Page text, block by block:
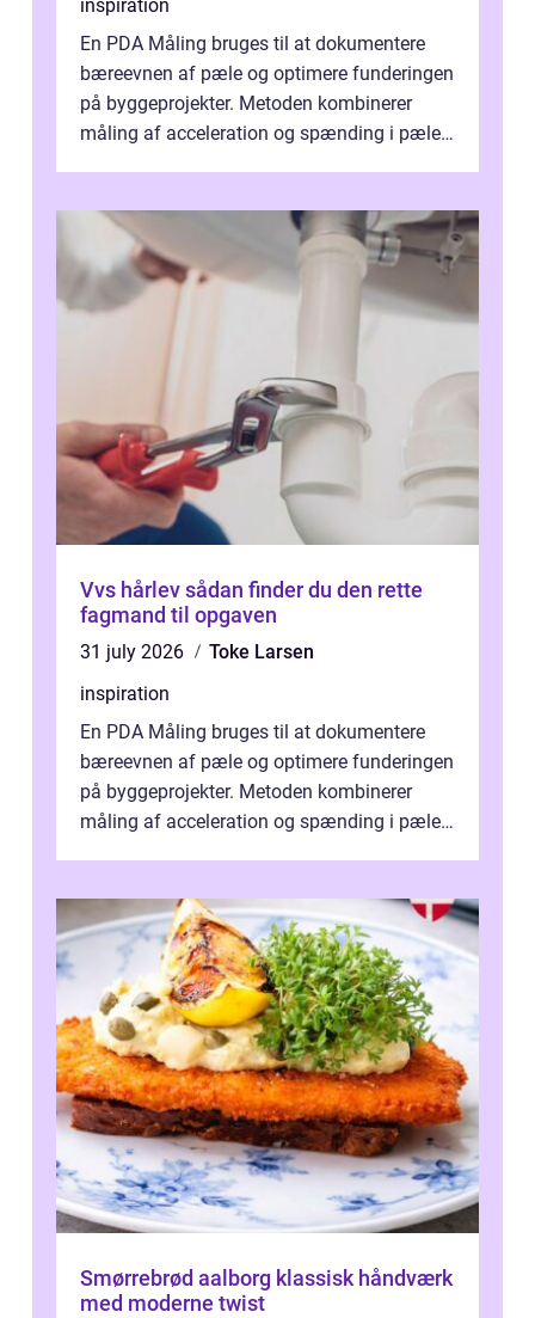
inspiration
En PDA Måling bruges til at dokumentere
bæreevnen af pæle og optimere funderingen
på byggeprojekter. Metoden kombinerer
måling af acceleration og spænding i pælen,
Vvs hårlev sådan finder du den rette
fagmand til opgaven
31 july 2026
Toke Larsen
inspiration
En PDA Måling bruges til at dokumentere
bæreevnen af pæle og optimere funderingen
på byggeprojekter. Metoden kombinerer
måling af acceleration og spænding i pælen,
Smørrebrød aalborg klassisk håndværk
med moderne twist